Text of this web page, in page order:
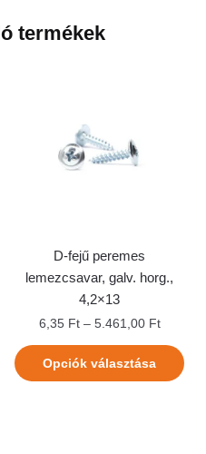
termékek
D-fejű peremes
lemezcsavar, galv. horg.,
4,2×13
6,35 Ft– 5.461,00 Ft
Opciók választása